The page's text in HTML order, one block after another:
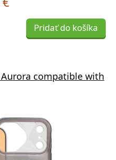
Pridať do košíka
Aurora compatible with